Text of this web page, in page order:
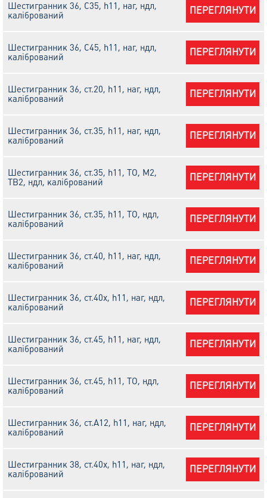
Шестигранник 36, С35, h11, наг, ндл,
калібрований
ПЕРЕГЛЯНУТИ
Шестигранник 36, С45, h11, наг, ндл,
калібрований
ПЕРЕГЛЯНУТИ
Шестигранник 36, ст.20, h11, наг, ндл,
калібрований
ПЕРЕГЛЯНУТИ
Шестигранник 36, ст.35, h11, наг, ндл,
калібрований
ПЕРЕГЛЯНУТИ
Шестигранник 36, ст.35, h11, ТО, М2,
ТВ2, ндл, калібрований
ПЕРЕГЛЯНУТИ
Шестигранник 36, ст.35, h11, ТО, ндл,
калібрований
ПЕРЕГЛЯНУТИ
Шестигранник 36, ст.40, h11, наг, ндл,
калібрований
ПЕРЕГЛЯНУТИ
Шестигранник 36, ст.40х, h11, наг, ндл,
калібрований
ПЕРЕГЛЯНУТИ
Шестигранник 36, ст.45, h11, наг, ндл,
калібрований
ПЕРЕГЛЯНУТИ
Шестигранник 36, ст.45, h11, ТО, ндл,
калібрований
ПЕРЕГЛЯНУТИ
Шестигранник 36, ст.А12, h11, наг, ндл,
калібрований
ПЕРЕГЛЯНУТИ
Шестигранник 38, ст.40х, h11, наг, ндл,
калібрований
ПЕРЕГЛЯНУТИ